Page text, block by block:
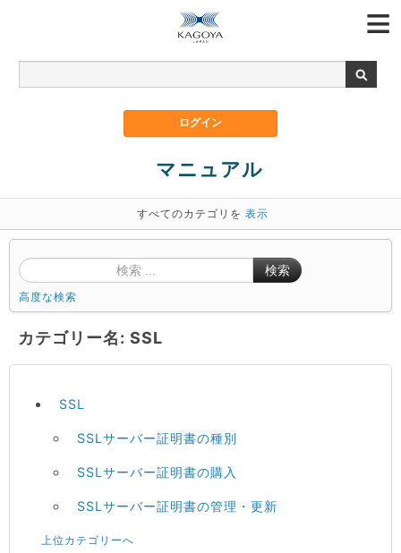
マニュアル
すべてのカテゴリを 表示
検索
高度な検索
カテゴリー名: SSL
SSL
SSLサーバー証明書の種別
SSLサーバー証明書の購入
SSLサーバー証明書の管理・更新
上位カテゴリーへ